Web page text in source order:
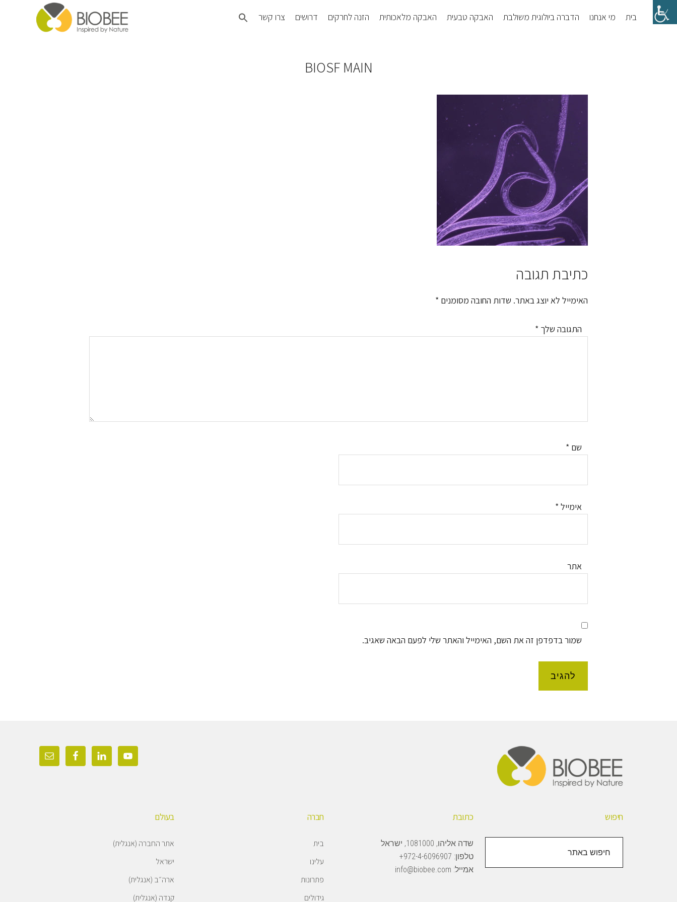
Skip
to
Skip
to
בית מי אנחנו הדברה ביולוגית משולבת האבקה טבעית האבקה מלאכותית הזנה לחרקים דרושים צרו קשר Search
for:
BIOSF MAIN
Reader
Interactions
כתיבת תגובה
האימייל לא יוצג באתר. שדות החובה מסומנים *
התגובה שלך *
שם *
אימייל *
אתר
שמור בדפדפן זה את השם, האימייל והאתר שלי לפעם הבאה שאגיב.
בעולם
אתר החברה (אנגלית)
ישראל
ארה״ב (אנגלית)
קנדה (אנגלית)
חברה
בית
עלינו
פתרונות
גידולים
כתובת
שדה אליהו, 1081000, ישראל
טלפון: 972-4-6096907+
אמייל: info@biobee.com
חיפוש
באתר